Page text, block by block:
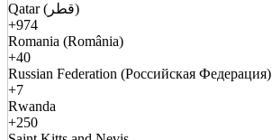
Qatar (قطر)
+974
Romania (România)
+40
Russian Federation (Российская Федерация)
+7
Rwanda
+250